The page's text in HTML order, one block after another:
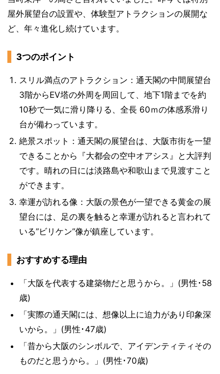
屋外展望台の設置や、体験型アトラクションの展開な
ど、年々進化し続けています。
3つのポイント
スリル満点のアトラクション：通天閣の中間展望台
3階からEV塔の外周を周回して、地下1階までを約
10秒で一気に滑り降りる、全長 60ｍの体感系滑り
台が備わっています。
絶景スポット：通天閣の展望台は、大阪市街を一望
できることから『大都会の空中オアシス』と大評判
です。晴れの日には淡路島や和歌山まで見渡すこと
ができます。
幸運が訪れる像：大阪の景色が一望できる黄金の展
望台には、足の裏を触ると幸運が訪れると言われて
いる”ビリケン”像が鎮座しています。
おすすめする理由
「大阪を代表する建築物だと思うから。」(男性･58
歳)
「実際の通天閣には、想像以上に迫力があり印象深
いから。」(男性･47歳)
「昔から大阪のシンボルで、アイデンティティその
ものだと思うから。」(男性･70歳)